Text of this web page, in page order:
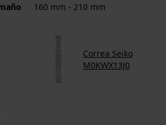
160 mm - 210 mm
Correa Seiko
M0KWX13J0